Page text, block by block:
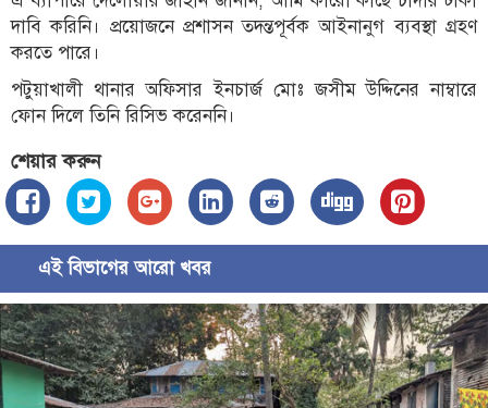
দাবি করিনি। প্রয়োজনে প্রশাসন তদন্তপূর্বক আইনানুগ ব্যবস্থা গ্রহণ
করতে পারে।
পটুয়াখালী থানার অফিসার ইনচার্জ মোঃ জসীম উদ্দিনের নাম্বারে
ফোন দিলে তিনি রিসিভ করেননি।
শেয়ার করুন
এই বিভাগের আরো খবর